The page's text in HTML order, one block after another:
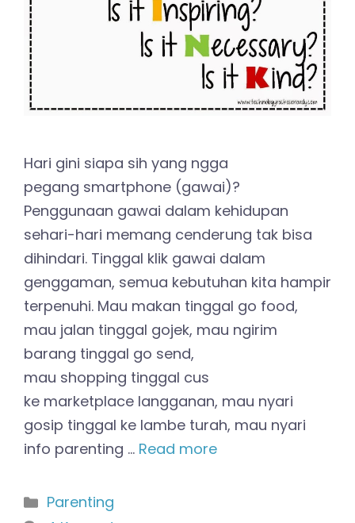
Hari gini siapa sih yang ngga
pegang smartphone (gawai)?
Penggunaan gawai dalam kehidupan
sehari-hari memang cenderung tak bisa
dihindari. Tinggal klik gawai dalam
genggaman, semua kebutuhan kita hampir
terpenuhi. Mau makan tinggal go food,
mau jalan tinggal gojek, mau ngirim
barang tinggal go send,
mau shopping tinggal cus
ke marketplace langganan, mau nyari
gosip tinggal ke lambe turah, mau nyari
info parenting … Read more
Kategori
Parenting